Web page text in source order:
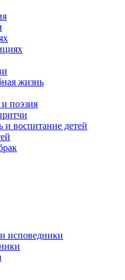
жизнь
поэзия
и воспитание детей
исповедники